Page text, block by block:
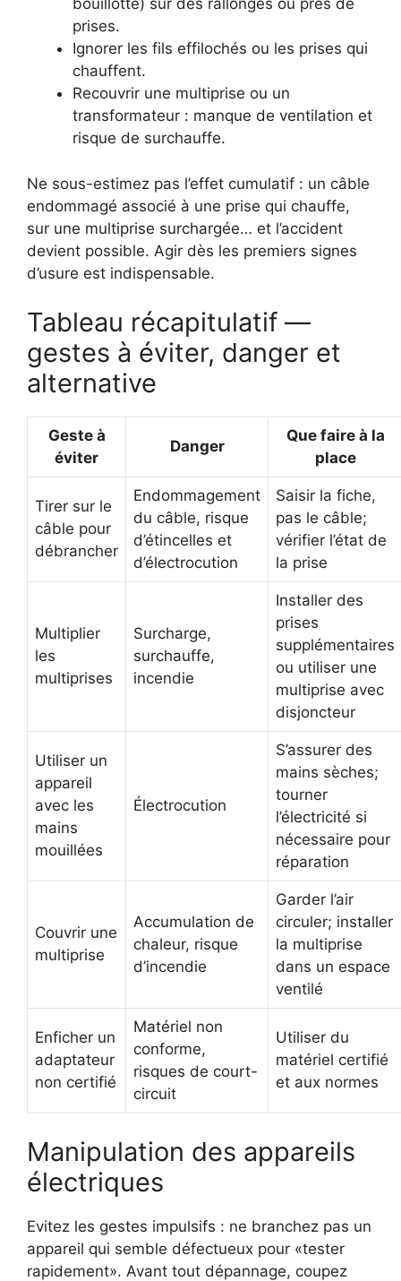
bouillotte) sur des rallonges ou près de
prises.
Ignorer les fils effilochés ou les prises qui
chauffent.
Recouvrir une multiprise ou un
transformateur : manque de ventilation et
risque de surchauffe.
Ne sous-estimez pas l’effet cumulatif : un câble
endommagé associé à une prise qui chauffe,
sur une multiprise surchargée… et l’accident
devient possible. Agir dès les premiers signes
d’usure est indispensable.
Tableau récapitulatif —
gestes à éviter, danger et
alternative
Geste à
éviter
Danger
Que faire à la
place
Tirer sur le
câble pour
débrancher
Endommagement
du câble, risque
d’étincelles et
d’électrocution
Saisir la fiche,
pas le câble;
vérifier l’état de
la prise
Multiplier
les
multiprises
Surcharge,
surchauffe,
incendie
Installer des
prises
supplémentaires
ou utiliser une
multiprise avec
disjoncteur
Utiliser un
appareil
avec les
mains
mouillées
Électrocution
S’assurer des
mains sèches;
tourner
l’électricité si
nécessaire pour
réparation
Couvrir une
multiprise
Accumulation de
chaleur, risque
d’incendie
Garder l’air
circuler; installer
la multiprise
dans un espace
ventilé
Enficher un
adaptateur
non certifié
Matériel non
conforme,
risques de court-
circuit
Utiliser du
matériel certifié
et aux normes
Manipulation des appareils
électriques
Evitez les gestes impulsifs : ne branchez pas un
appareil qui semble défectueux pour «tester
rapidement». Avant tout dépannage, coupez